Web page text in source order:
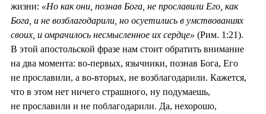
жизни: «Но как они, познав Бога, не прославили Его, как
Бога, и не возблагодарили, но осуетились в умствованиях
своих, и омрачилось несмысленное их сердце» (Рим. 1:21).
В этой апостольской фразе нам стоит обратить внимание
на два момента: во-первых, язычники, познав Бога, Его
не прославили, а во-вторых, не возблагодарили. Кажется,
что в этом нет ничего страшного, ну подумаешь,
не прославили и не поблагодарили. Да, нехорошо,